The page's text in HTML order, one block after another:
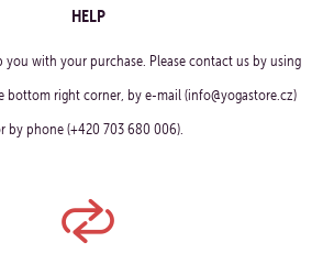
HELP
you with your purchase. Please contact us by using
right corner, by e-mail (info@yogastore.cz)
by phone (+420 703 680 006).